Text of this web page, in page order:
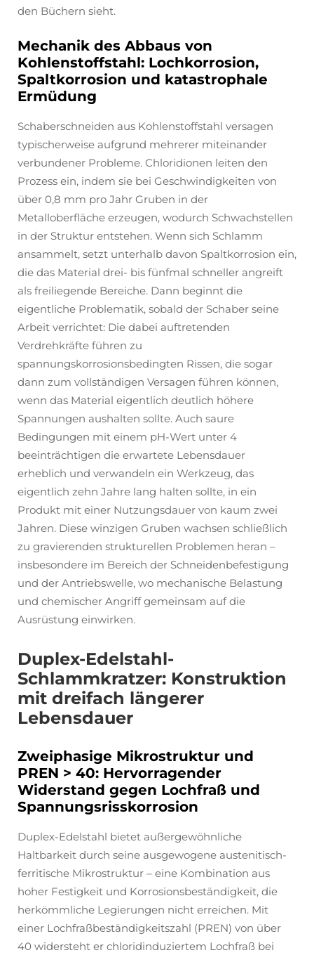
den Büchern sieht.
Mechanik des Abbaus von
Kohlenstoffstahl: Lochkorrosion,
Spaltkorrosion und katastrophale
Ermüdung
Schaberschneiden aus Kohlenstoffstahl versagen
typischerweise aufgrund mehrerer miteinander
verbundener Probleme. Chloridionen leiten den
Prozess ein, indem sie bei Geschwindigkeiten von
über 0,8 mm pro Jahr Gruben in der
Metalloberfläche erzeugen, wodurch Schwachstellen
in der Struktur entstehen. Wenn sich Schlamm
ansammelt, setzt unterhalb davon Spaltkorrosion ein,
die das Material drei- bis fünfmal schneller angreift
als freiliegende Bereiche. Dann beginnt die
eigentliche Problematik, sobald der Schaber seine
Arbeit verrichtet: Die dabei auftretenden
Verdrehkräfte führen zu
spannungskorrosionsbedingten Rissen, die sogar
dann zum vollständigen Versagen führen können,
wenn das Material eigentlich deutlich höhere
Spannungen aushalten sollte. Auch saure
Bedingungen mit einem pH-Wert unter 4
beeinträchtigen die erwartete Lebensdauer
erheblich und verwandeln ein Werkzeug, das
eigentlich zehn Jahre lang halten sollte, in ein
Produkt mit einer Nutzungsdauer von kaum zwei
Jahren. Diese winzigen Gruben wachsen schließlich
zu gravierenden strukturellen Problemen heran –
insbesondere im Bereich der Schneidenbefestigung
und der Antriebswelle, wo mechanische Belastung
und chemischer Angriff gemeinsam auf die
Ausrüstung einwirken.
Duplex-Edelstahl-
Schlammkratzer: Konstruktion
mit dreifach längerer
Lebensdauer
Zweiphasige Mikrostruktur und
PREN > 40: Hervorragender
Widerstand gegen Lochfraß und
Spannungsrisskorrosion
Duplex-Edelstahl bietet außergewöhnliche
Haltbarkeit durch seine ausgewogene austenitisch-
ferritische Mikrostruktur – eine Kombination aus
hoher Festigkeit und Korrosionsbeständigkeit, die
herkömmliche Legierungen nicht erreichen. Mit
einer Lochfraßbeständigkeitszahl (PREN) von über
40 widersteht er chloridinduziertem Lochfraß bei